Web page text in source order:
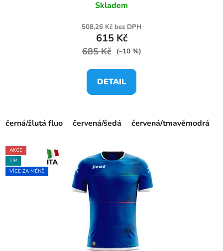
Skladem
508,26 Kč bez DPH
615 Kč
685 Kč (–10 %)
DETAIL
černá/žlutá fluo červená/šedá červená/tmavěmodrá
AKCE
TIP
VÍCE ZA MÉNĚ